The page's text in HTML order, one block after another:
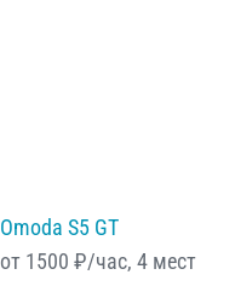
Omoda S5 GT
от 1500 ₽/час, 4 мест